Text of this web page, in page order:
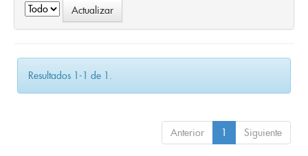
Resultados 1-1 de 1.
Anterior 1 Siguiente